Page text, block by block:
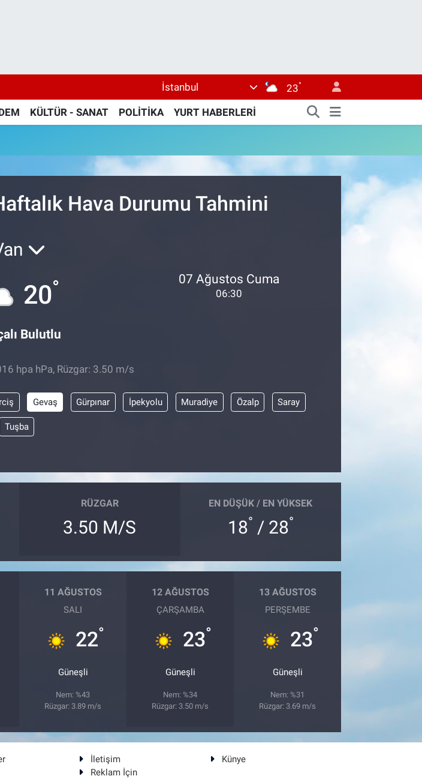
İstanbul 23°
KÜLTÜR - SANAT POLİTİKA YURT HABERLERİ
Hava Durumu Tahmini
20°
Bulutlu
07 Ağustos Cuma
06:30
hpa hPa, Rüzgar: 3.50 m/s
Gevaş Gürpınar İpekyolu Muradiye Özalp Saray
Tuşba
RÜZGAR
3.50 M/S
EN DÜŞÜK / EN YÜKSEK
18° / 28°
11 AĞUSTOS
SALI
22°
Güneşli
Nem: %43
Rüzgar: 3.89 m/s
12 AĞUSTOS
ÇARŞAMBA
23°
Güneşli
Nem: %34
Rüzgar: 3.50 m/s
13 AĞUSTOS
PERŞEMBE
23°
Güneşli
Nem: %31
Rüzgar: 3.69 m/s
İletişim
Künye
Reklam İçin